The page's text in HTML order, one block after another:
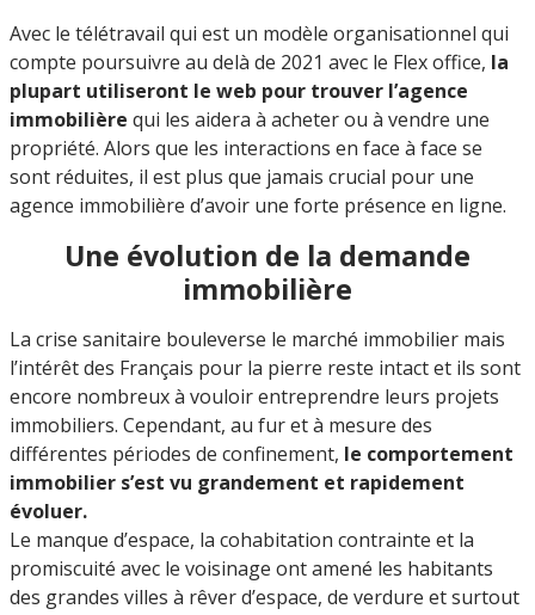
Avec le télétravail qui est un modèle organisationnel qui
compte poursuivre au delà de 2021 avec le Flex office, la
plupart utiliseront le web pour trouver l’agence
immobilière qui les aidera à acheter ou à vendre une
propriété. Alors que les interactions en face à face se
sont réduites, il est plus que jamais crucial pour une
agence immobilière d’avoir une forte présence en ligne.
Une évolution de la demande
immobilière
La crise sanitaire bouleverse le marché immobilier mais
l’intérêt des Français pour la pierre reste intact et ils sont
encore nombreux à vouloir entreprendre leurs projets
immobiliers. Cependant, au fur et à mesure des
différentes périodes de confinement, le comportement
immobilier s’est vu grandement et rapidement
évoluer.
Le manque d’espace, la cohabitation contrainte et la
promiscuité avec le voisinage ont amené les habitants
des grandes villes à rêver d’espace, de verdure et surtout